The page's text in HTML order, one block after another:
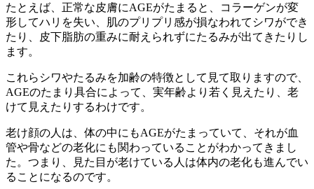
たとえば、正常な皮膚にAGEがたまると、コラーゲンが変
形してハリを失い、肌のプリプリ感が損なわれてシワができ
たり、皮下脂肪の重みに耐えられずにたるみが出てきたりし
ます。
これらシワやたるみを加齢の特徴として見て取りますので、
AGEのたまり具合によって、実年齢より若く見えたり、老
けて見えたりするわけです。
老け顔の人は、体の中にもAGEがたまっていて、それが血
管や骨などの老化にも関わっていることがわかってきまし
た。つまり、見た目が老けている人は体内の老化も進んでい
ることになるのです。